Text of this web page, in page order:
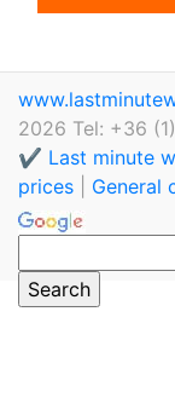
2026 Tel: +36
✔️ Last minute
prices
General